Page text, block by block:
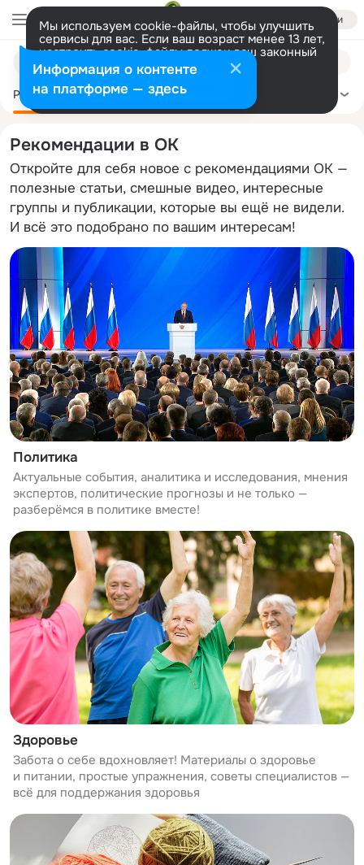
Войти
Мы используем cookie-файлы, чтобы улучшить
сервисы для вас. Если ваш возраст менее 13 лет,
настроить cookie-файлы должен ваш законный
представитель. Больше информации
Разрешить все Настроить
темам
Рекомендации Политика Здоровье Сделай сам
Рекомендации в ОК
Откройте для себя новое с рекомендациями ОК —
полезные статьи, смешные видео, интересные
группы и публикации, которые вы ещё не видели.
И всё это подобрано по вашим интересам!
Политика
Актуальные события, аналитика и исследования, мнения
экспертов, политические прогнозы и не только —
разберёмся в политике вместе!
Здоровье
Забота о себе вдохновляет! Материалы о здоровье
и питании, простые упражнения, советы специалистов —
всё для поддержания здоровья
Информация о контенте
на платформе — здесь